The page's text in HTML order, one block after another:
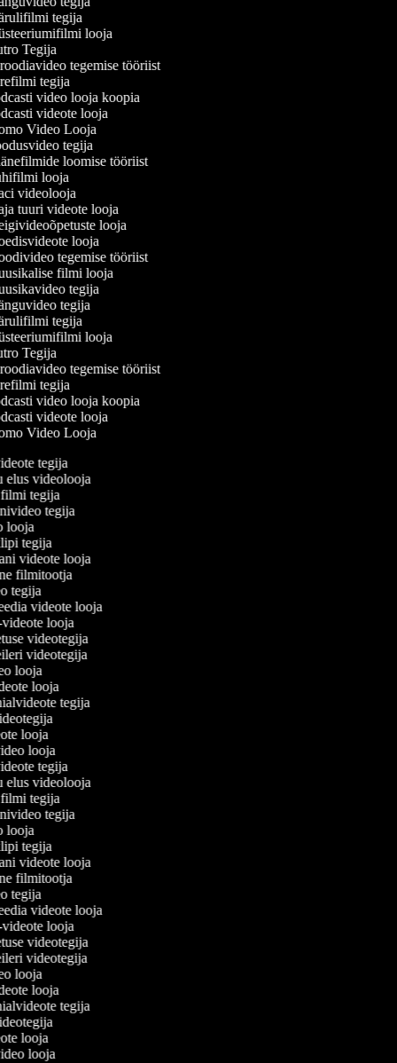
tegija
looja
Tegija
tegemise tööriist
tegija
video looja koopia
videote looja
Video Looja
tegija
loomise tööriist
looja
videolooja
tuuri videote looja
looja
looja
tegemise tööriist
filmi looja
tegija
tegija
tegija
looja
Tegija
tegemise tööriist
tegija
video looja koopia
videote looja
Video Looja
tegija
elus videolooja
filmi tegija
tegija
looja
tegija
videote looja
filmitootja
tegija
videote looja
videote looja
videotegija
videotegija
looja
looja
tegija
looja
looja
tegija
elus videolooja
filmi tegija
tegija
looja
tegija
videote looja
filmitootja
tegija
videote looja
videote looja
videotegija
videotegija
looja
looja
tegija
looja
looja